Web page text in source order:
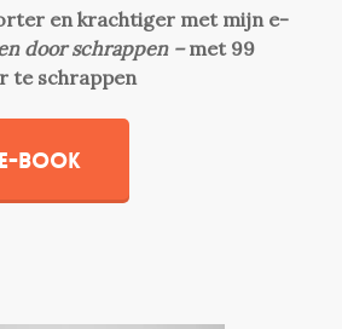
en krachtiger met mijn e-
door schrappen –met 99
te schrappen
book